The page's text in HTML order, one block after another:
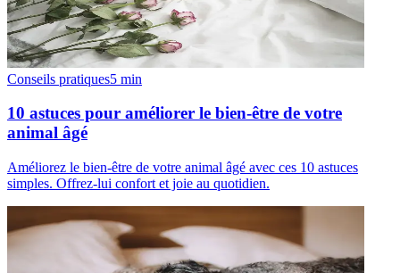
Conseils pratiques5 min
10 astuces pour améliorer le bien-être de votre
animal âgé
Améliorez le bien-être de votre animal âgé avec ces 10 astuces
simples. Offrez-lui confort et joie au quotidien.